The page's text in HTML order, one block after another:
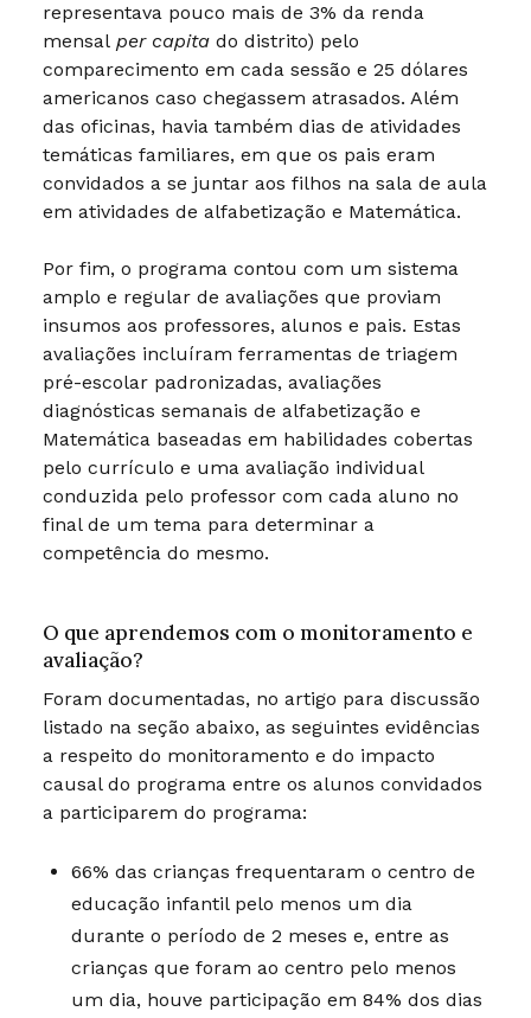
representava pouco mais de 3% da renda
mensalper capitado distrito) pelo
comparecimento em cada sessão e 25 dólares
americanos caso chegassem atrasados. Além
das oficinas, havia também dias de atividades
temáticas familiares, em que os pais eram
convidados a se juntar aos filhos na sala de aula
em atividades de alfabetização e Matemática.
Por fim, o programa contou com um sistema
amplo e regular de avaliações que proviam
insumos aos professores, alunos e pais. Estas
avaliações incluíram ferramentas de triagem
pré-escolar padronizadas, avaliações
diagnósticas semanais de alfabetização e
Matemática baseadas em habilidades cobertas
pelo currículo e uma avaliação individual
conduzida pelo professor com cada aluno no
final de um tema para determinar a
competência do mesmo.
O que aprendemos com o monitoramento e
avaliação?
Foram documentadas, no artigo para discussão
listado na seção abaixo, as seguintes evidências
a respeito do monitoramento e do impacto
causal do programa entre os alunos convidados
a participarem do programa:
66% das crianças frequentaram o centro de
educação infantil pelo menos um dia
durante o período de 2 meses e, entre as
crianças que foram ao centro pelo menos
um dia, houve participação em 84% dos dias